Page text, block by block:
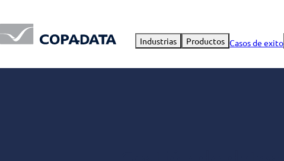
Industrias Productos Casos de exito